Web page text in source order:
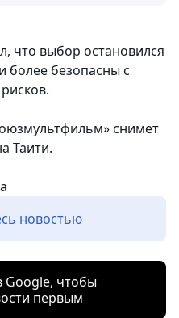
что выбор остановился
более безопасны с
снимет
Таити.
новостью
Google, чтобы
первым